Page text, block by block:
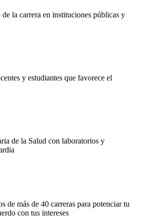
la carrera en instituciones públicas y
y estudiantes que favorece el
de la Salud con laboratorios y
de más de 40 carreras para potenciar tu
con tus intereses